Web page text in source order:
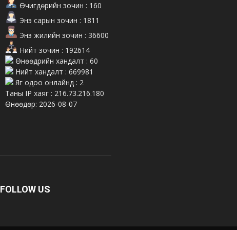
Өчигдөрийн зочин : 160
Энэ сарын зочин : 1811
Энэ жилийн зочин : 36600
Нийт зочин : 192614
Өнөөдрийн хандалт : 60
Нийт хандалт : 669981
Яг одоо онлайнд : 2
Таны IP хаяг : 216.73.216.180
Өнөөдөр: 2026-08-07
FOLLOW US